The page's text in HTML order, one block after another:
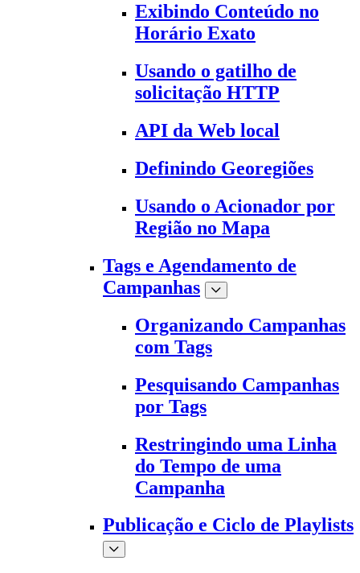
Exibindo Conteúdo no
Horário Exato
Usando o gatilho de
solicitação HTTP
API da Web local
Definindo Georegiões
Usando o Acionador por
Região no Mapa
Tags e Agendamento de
Campanhas
Organizando Campanhas
com Tags
Pesquisando Campanhas
por Tags
Restringindo uma Linha
do Tempo de uma
Campanha
Publicação e Ciclo de Playlists